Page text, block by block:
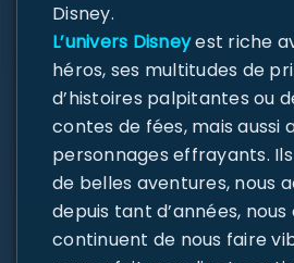
Disney.
L’univers Disneyest riche
héros, ses multitudes de
d’histoires palpitantes ou
contes de fées, mais aussi
personnages effrayants.
de belles aventures, nous
depuis tant d’années,
continuent de nous faire